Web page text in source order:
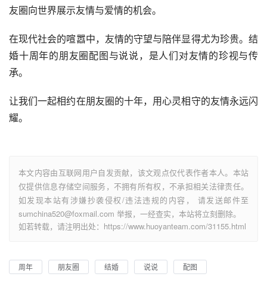
友圈向世界展示友情与爱情的机会。
在现代社会的喧嚣中，友情的守望与陪伴显得尤为珍贵。结
婚十周年的朋友圈配图与说说，是人们对友情的珍视与传
承。
让我们一起相约在朋友圈的十年，用心灵相守的友情永远闪
耀。
本文内容由互联网用户自发贡献，该文观点仅代表作者本人。本站
仅提供信息存储空间服务，不拥有所有权，不承担相关法律责任。
如发现本站有涉嫌抄袭侵权/违法违规的内容， 请发送邮件至
sumchina520@foxmail.com 举报，一经查实，本站将立刻删除。
如若转载，请注明出处：https://www.huoyanteam.com/31155.html
周年 朋友圈 结婚 说说 配图